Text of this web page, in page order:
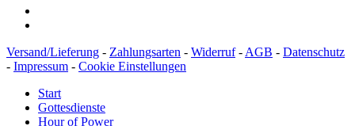
Versand/Lieferung - Zahlungsarten - Widerruf- AGB - Datenschutz
- Impressum - Cookie Einstellungen
Start
Gottesdienste
Hour of Power